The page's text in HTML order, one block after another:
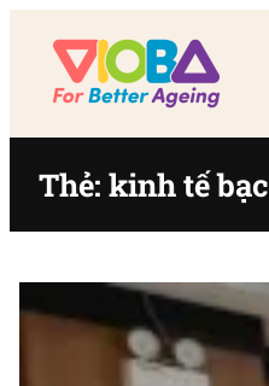
dung
Thẻ: kinh tế bạc